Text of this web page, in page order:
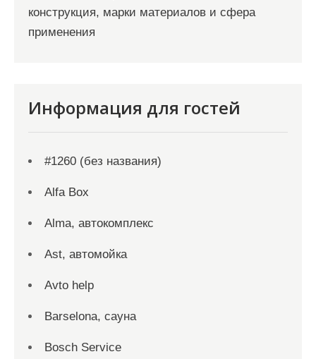
конструкция, марки материалов и сфера
применения
Информация для гостей
#1260 (без названия)
Alfa Box
Alma, автокомплекс
Ast, автомойка
Avto help
Barselona, сауна
Bosch Service